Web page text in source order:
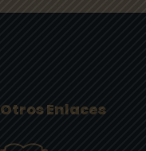
Otros Enlaces